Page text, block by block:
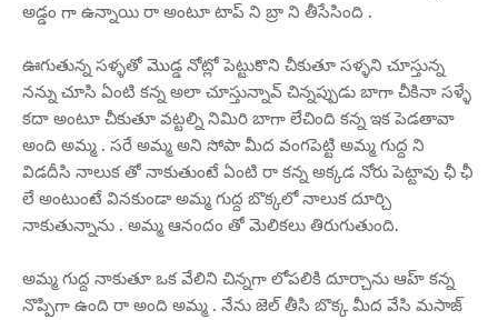
అడ్డం గా ఉన్నాయి రా అంటూ టాప్ ని బ్రా ని తీసేసింది .
ఊగుతున్న సళ్ళతో మొడ్డ నోట్లో పెట్టుకొని చీకుతూ సళ్ళని చూస్తున్న
నన్ను చూసి ఏంటి కన్న అలా చూస్తున్నావ్ చిన్నప్పుడు బాగా చీకినా సళ్ళే
కదా అంటూ చీకుతూ వట్టల్ని నిమిరి బాగా లేచింది కన్న ఇక పెడతావా
అంది అమ్మ . సరే అమ్మ అని సోపా మీద వంగపెట్టి అమ్మ గుద్ద ని
విడదీసి నాలుక తో నాకుతుంటే ఏంటి రా కన్న అక్కడ నోరు పెట్టావు ఛీ ఛీ
లే అంటుంటే వినకుండా అమ్మ గుద్ద బొక్కలో నాలుక దూర్చి
నాకుతున్నాను . అమ్మ ఆనందం తో మెలికలు తిరుగుతుంది.
అమ్మ గుద్ద నాకుతూ ఒక వేలిని చిన్నగా లోపలికి దూర్చాను ఆహ్ కన్న
నొప్పిగా ఉంది రా అంది అమ్మ . నేను జెల్ తీసి బొక్క మీద వేసి మసాజ్